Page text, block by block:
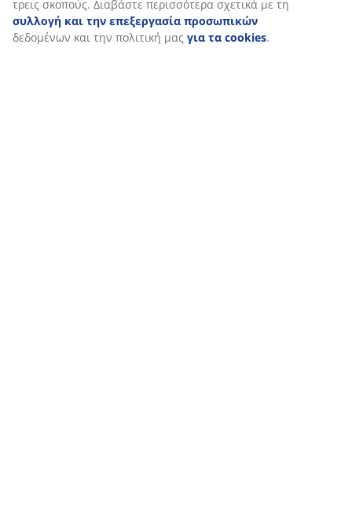
Αποστολή
τρεις σκοπούς. Διαβάστε περισσότερα σχετικά με τη
συλλογή και την επεξεργασία προσωπικών
δεδομένων και την πολιτική μας για τα cookies.